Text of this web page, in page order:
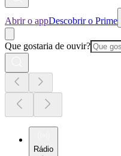
Abrir o appDescobrir o Prime
Que gostaria de ouvir?
Rádio